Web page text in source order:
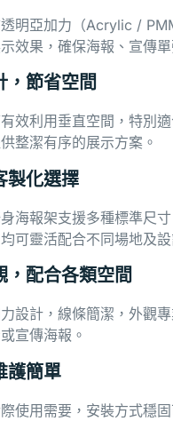
明亞加力（Acrylic /
效果，確保海報、宣傳
，節省空間
效利用垂直空間，特別
整潔有序的展示方案。
製化選擇
海報架支援多種標準尺
可靈活配合不同場地及設
，配合各類空間
設計，線條簡潔，外觀
宣傳海報。
護簡單
使用需要，安裝方式穩